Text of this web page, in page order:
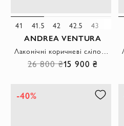
41 41.5 42 42.5 43
ANDREA VENTURA
Лаконічні коричневі сліпони з високоякісної шкіри
26 800 ₴15 900 ₴
-40%